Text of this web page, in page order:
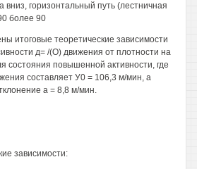
горизонтальный путь (лестничная
более 90
итоговые теоретические зависимости
д= /(О) движения от плотности на
состояния повышенной активности, где
составляет У0 = 106,3 м/мин, а
а = 8,8 м/мин.
зависимости: